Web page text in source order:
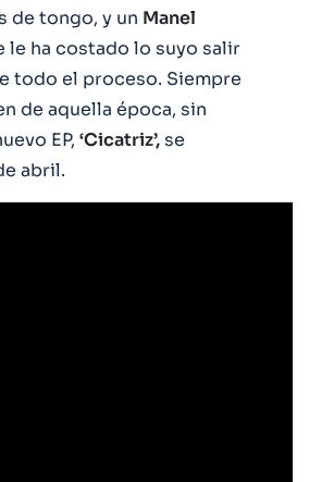
de tongo, y un Manel
le ha costado lo suyo salir
todo el proceso. Siempre
de aquella época, sin
EP, ‘Cicatriz’,se
abril.